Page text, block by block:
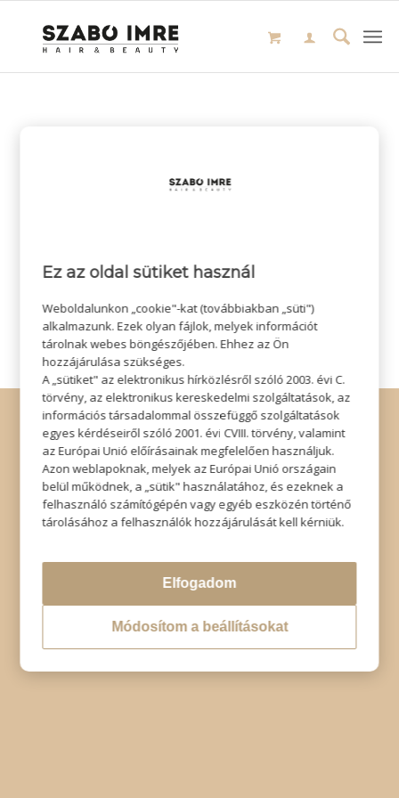
© Copyright - Szabó Imre Hair & Beauty
Impresszum|Adatkezelési tájékoztató |Elállás
Ez az oldal sütiket használ
Weboldalunkon „cookie"-kat (továbbiakban „süti")
alkalmazunk. Ezek olyan fájlok, melyek információt
tárolnak webes böngészőjében. Ehhez az Ön
hozzájárulása szükséges.
A „sütiket" az elektronikus hírközlésről szóló 2003. évi C.
törvény, az elektronikus kereskedelmi szolgáltatások, az
információs társadalommal összefüggő szolgáltatások
egyes kérdéseiről szóló 2001. évi CVIII. törvény, valamint
az Európai Unió előírásainak megfelelően használjuk.
Azon weblapoknak, melyek az Európai Unió országain
belül működnek, a „sütik" használatához, és ezeknek a
felhasználó számítógépén vagy egyéb eszközén történő
tárolásához a felhasználók hozzájárulását kell kérniük.
Elfogadom
Módosítom a beállításokat